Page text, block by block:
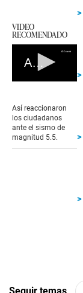
VIDEO
RECOMENDADO
Así reaccionaron los ciudadanos ante el sismo de magnitud 5.5
of
0
seconds
Así reaccionaron
los ciudadanos
ante el sismo de
magnitud 5.5.